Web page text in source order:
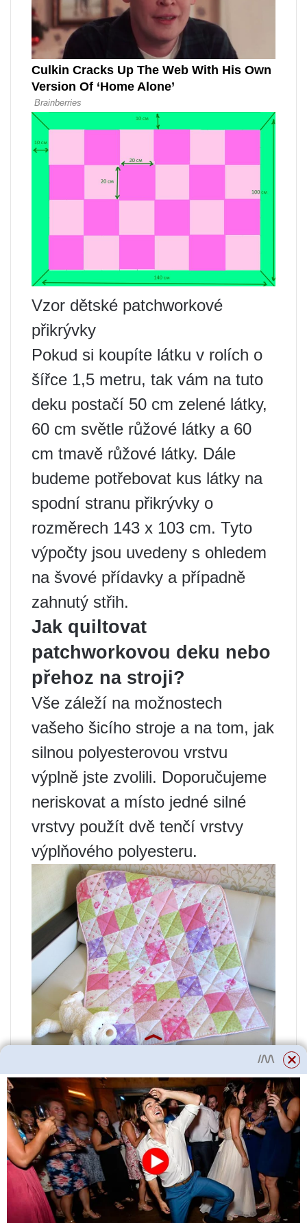
Vzor dětské patchworkové
přikrývky
Pokud si koupíte látku v rolích o
šířce 1,5 metru, tak vám na tuto
deku postačí 50 cm zelené látky,
60 cm světle růžové látky a 60
cm tmavě růžové látky. Dále
budeme potřebovat kus látky na
spodní stranu přikrývky o
rozměrech 143 x 103 cm. Tyto
výpočty jsou uvedeny s ohledem
na švové přídavky a případně
zahnutý střih.
Jak quiltovat
patchworkovou deku nebo
přehoz na stroji?
Vše záleží na možnostech
vašeho šicího stroje a na tom, jak
silnou polyesterovou vrstvu
výplně jste zvolili. Doporučujeme
neriskovat a místo jedné silné
vrstvy použít dvě tenčí vrstvy
výplňového polyesteru.
Jak quiltovat patchworkovou deku
na stroji
Na vrchní a spodní stranu deky
přišijeme dvě tenké vrstvy
vycpávkového polyesteru a poté
je spojíme dohromady. Poté